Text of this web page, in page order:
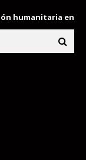
enviada a